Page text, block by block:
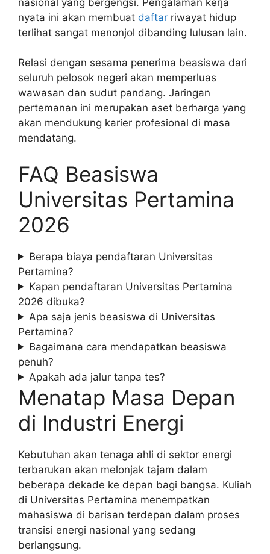
nyata ini akan membuat daftar riwayat hidup
terlihat sangat menonjol dibanding lulusan lain.
Relasi dengan sesama penerima beasiswa dari
seluruh pelosok negeri akan memperluas
wawasan dan sudut pandang. Jaringan
pertemanan ini merupakan aset berharga yang
akan mendukung karier profesional di masa
mendatang.
FAQ Beasiswa
Universitas Pertamina
2026
Berapa biaya pendaftaran Universitas
Pertamina?
Kapan pendaftaran Universitas Pertamina
2026 dibuka?
Apa saja jenis beasiswa di Universitas
Pertamina?
Bagaimana cara mendapatkan beasiswa
penuh?
Apakah ada jalur tanpa tes?
Menatap Masa Depan
di Industri Energi
Kebutuhan akan tenaga ahli di sektor energi
terbarukan akan melonjak tajam dalam
beberapa dekade ke depan bagi bangsa. Kuliah
di Universitas Pertamina menempatkan
mahasiswa di barisan terdepan dalam proses
transisi energi nasional yang sedang
berlangsung.